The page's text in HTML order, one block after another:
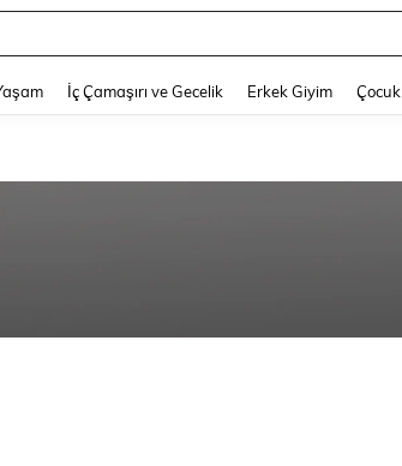
İç Çamaşırı ve Gecelik Erkek Giyim